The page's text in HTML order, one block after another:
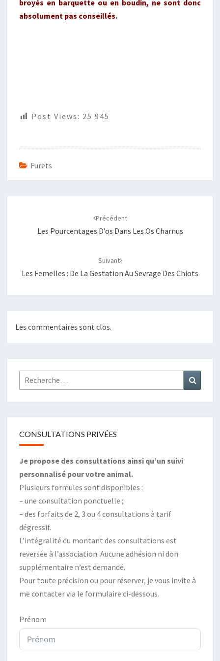
broyés en barquette ou en boudin, ne sont donc
absolument pas conseillés.
Post Views: 25 945
Furets
Précédent
Les Pourcentages D’os Dans Les Os Charnus
Suivant
Les Femelles : De La Gestation Au Sevrage Des Chiots
Les commentaires sont clos.
Rechercher :
CONSULTATIONS PRIVÉES
Je propose des consultations ainsi qu’un suivi
personnalisé pour votre animal.
Plusieurs formules sont disponibles :
– une consultation ponctuelle ;
– des forfaits de 2, 3 ou 4 consultations à tarif
dégressif.
L’intégralité du montant des consultations est
reversée à l’association. Aucune adhésion ni don
supplémentaire n’est demandé.
Pour toute précision ou pour réserver, je vous invite à
me contacter via le formulaire ci-dessous.
Prénom